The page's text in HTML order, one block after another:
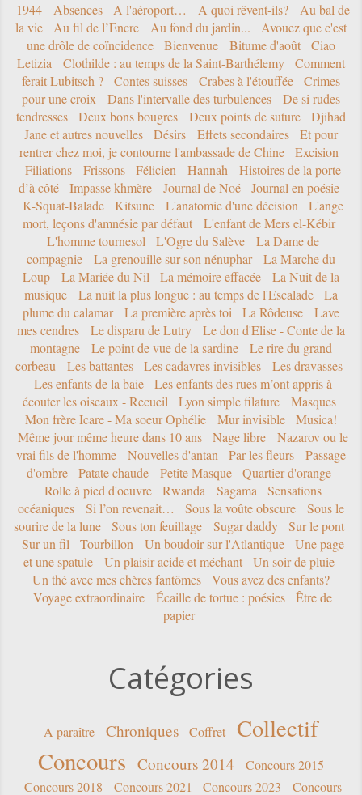
1944 Absences A l'aéroport… A quoi rêvent-ils?
Au bal de
la vie
Au fil de l’Encre Au fond du jardin...
Avouez que c'est
une drôle de coïncidence
Bienvenue Bitume d'août
Ciao
Letizia
Clothilde : au temps de la Saint-Barthélemy
Comment
ferait Lubitsch ?
Contes suisses Crabes à l'étouffée
Crimes
pour une croix
Dans l'intervalle des turbulences
De si rudes
tendresses
Deux bons bougres Deux points de suture
Djihad
Jane et autres nouvelles
Désirs Effets secondaires
Et pour
rentrer chez moi, je contourne l'ambassade de Chine
Excision
Filiations
Frissons Félicien Hannah
Histoires de la porte
d’à côté
Impasse khmère Journal de Noé
Journal en poésie
K-Squat-Balade
Kitsune L'anatomie d'une décision
L'ange
mort, leçons d'amnésie par défaut
L'enfant de Mers el-Kébir
L'homme tournesol
L'Ogre du Salève
La Dame de
compagnie
La grenouille sur son nénuphar
La Marche du
Loup
La Mariée du Nil La mémoire effacée
La Nuit de la
musique
La nuit la plus longue : au temps de l'Escalade
La
plume du calamar
La première après toi La Rôdeuse
Lave
mes cendres
Le disparu de Lutry
Le don d'Elise - Conte de la
montagne
Le point de vue de la sardine
Le rire du grand
corbeau
Les battantes Les cadavres invisibles
Les dravasses
Les enfants de la baie
Les enfants des rues m’ont appris à
écouter les oiseaux - Recueil
Lyon simple filature
Masques
Mon frère Icare - Ma soeur Ophélie
Mur invisible
Musica!
Même jour même heure dans 10 ans
Nage libre
Nazarov ou le
vrai fils de l'homme
Nouvelles d'antan Par les fleurs
Passage
d'ombre
Patate chaude Petite Masque
Quartier d'orange
Rolle à pied d'oeuvre
Rwanda Sagama
Sensations
océaniques
Si l’on revenait… Sous la voûte obscure
Sous le
sourire de la lune
Sous ton feuillage Sugar daddy
Sur le pont
Sur un fil
Tourbillon Un boudoir sur l'Atlantique
Une page
et une spatule
Un plaisir acide et méchant
Un soir de pluie
Un thé avec mes chères fantômes
Vous avez des enfants?
Voyage extraordinaire
Écaille de tortue : poésies
Être de
papier
Catégories
A paraître Chroniques Coffret
Collectif
Concours Concours 2014
Concours 2015
Concours 2018
Concours 2021 Concours 2023
Concours